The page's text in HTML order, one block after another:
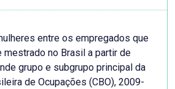
entre os empregados que
no Brasil a partir de
grupo e subgrupo principal da
de Ocupações (CBO), 2009-